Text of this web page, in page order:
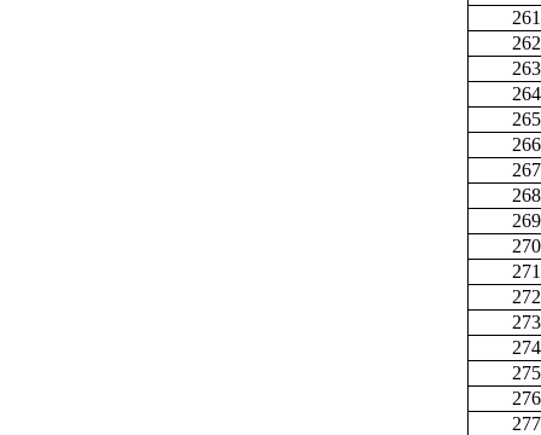
261
262
263
264
265
266
267
268
269
270
271
272
273
274
275
276
277